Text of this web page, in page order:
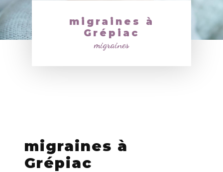
migraines à
Grépiac
migraines
migraines à
Grépiac